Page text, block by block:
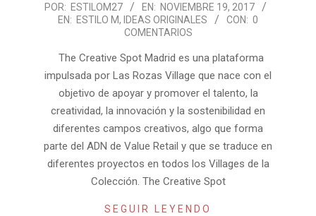
2017-
POR: ESTILOM27 EN: NOVIEMBRE 19, 2017
EN: ESTILO M, IDEAS ORIGINALES CON: 0
COMENTARIOS
The Creative Spot Madrid es una plataforma
impulsada por Las Rozas Village que nace con el
objetivo de apoyar y promover el talento, la
creatividad, la innovación y la sostenibilidad en
diferentes campos creativos, algo que forma
parte del ADN de Value Retail y que se traduce en
diferentes proyectos en todos los Villages de la
Colección. The Creative Spot
SEGUIR LEYENDO